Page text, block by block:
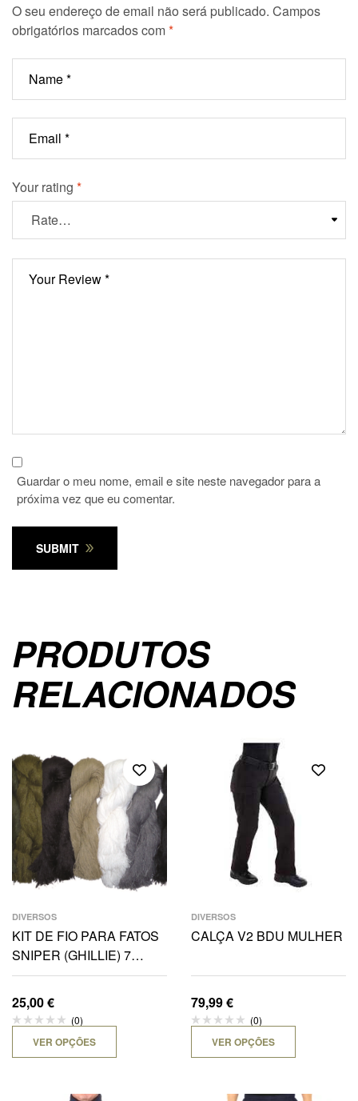
O seu endereço de email não será publicado. Campos
obrigatórios marcados com*
Your rating *
Guardar o meu nome, email e site neste navegador para a
próxima vez que eu comentar.
SUBMIT
PRODUTOS
RELACIONADOS
DIVERSOS
KIT DE FIO PARA FATOS
SNIPER (GHILLIE) 7
CORES
25,00€
(0)
VER OPÇÕES
DIVERSOS
CALÇA V2 BDU MULHER
79,99€
(0)
VER OPÇÕES